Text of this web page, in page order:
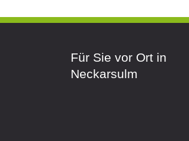
Für Sie vor Ort in
Neckarsulm